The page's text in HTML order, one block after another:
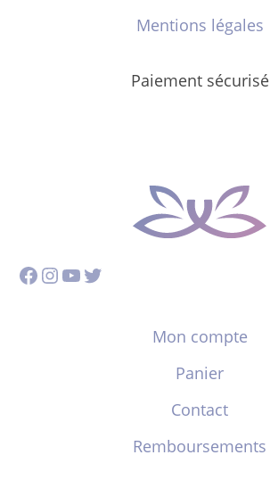
Mentions légales
Paiement sécurisé
Facebook
Instagram
YouTube
Twitter
Mon compte
Panier
Contact
Remboursements